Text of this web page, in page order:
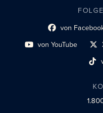
Link zum
von
Link zum sozialen Profil
von YouTube
Link